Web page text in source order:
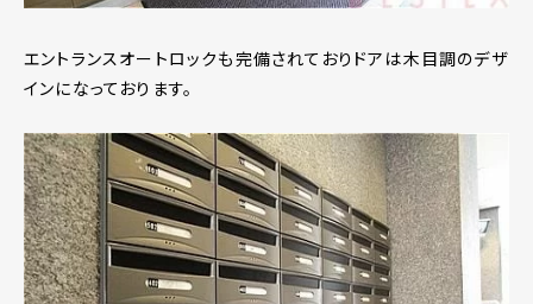
エントランスオートロックも完備されておりドアは木目調のデザ
インになっております。